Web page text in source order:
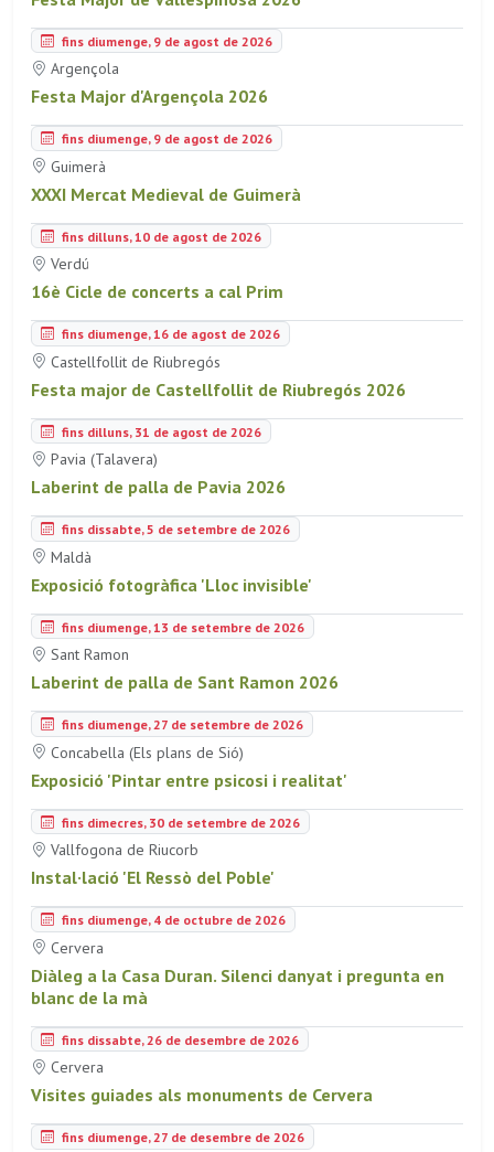
fins diumenge, 9 de agost de 2026
Argençola
Festa Major d'Argençola 2026
fins diumenge, 9 de agost de 2026
Guimerà
XXXI Mercat Medieval de Guimerà
fins dilluns, 10 de agost de 2026
Verdú
16è Cicle de concerts a cal Prim
fins diumenge, 16 de agost de 2026
Castellfollit de Riubregós
Festa major de Castellfollit de Riubregós 2026
fins dilluns, 31 de agost de 2026
Pavia (Talavera)
Laberint de palla de Pavia 2026
fins dissabte, 5 de setembre de 2026
Maldà
Exposició fotogràfica 'Lloc invisible'
fins diumenge, 13 de setembre de 2026
Sant Ramon
Laberint de palla de Sant Ramon 2026
fins diumenge, 27 de setembre de 2026
Concabella (Els plans de Sió)
Exposició 'Pintar entre psicosi i realitat'
fins dimecres, 30 de setembre de 2026
Vallfogona de Riucorb
Instal·lació 'El Ressò del Poble'
fins diumenge, 4 de octubre de 2026
Cervera
Diàleg a la Casa Duran. Silenci danyat i pregunta en
blanc de la mà
fins dissabte, 26 de desembre de 2026
Cervera
Visites guiades als monuments de Cervera
fins diumenge, 27 de desembre de 2026